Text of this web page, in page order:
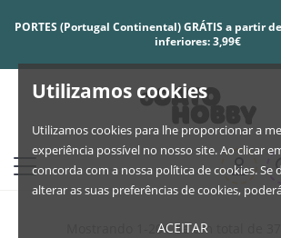
Utilizamos cookies
Utilizamos cookies para lhe proporcionar a
experiência possível no nosso site. Ao clicar
concorda com a nossa política de cookies. Se
alterar as suas preferências de cookies,
ACEITAR
PORTES (Portugal Continental) GRÁTIS a partir
inferiores: 3,99€
Mostrando 1-204 de um total de